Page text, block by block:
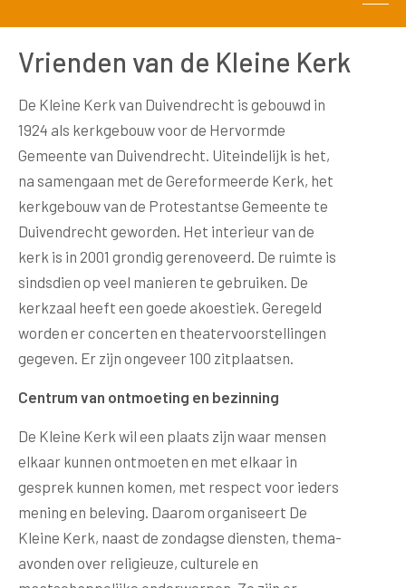
Vrienden van de Kleine Kerk
De Kleine Kerk van Duivendrecht is gebouwd in
1924 als kerkgebouw voor de Hervormde
Gemeente van Duivendrecht. Uiteindelijk is het,
na samengaan met de Gereformeerde Kerk, het
kerkgebouw van de Protestantse Gemeente te
Duivendrecht geworden. Het interieur van de
kerk is in 2001 grondig gerenoveerd. De ruimte is
sindsdien op veel manieren te gebruiken. De
kerkzaal heeft een goede akoestiek. Geregeld
worden er concerten en theatervoorstellingen
gegeven. Er zijn ongeveer 100 zitplaatsen.
Centrum van ontmoeting en bezinning
De Kleine Kerk wil een plaats zijn waar mensen
elkaar kunnen ontmoeten en met elkaar in
gesprek kunnen komen, met respect voor ieders
mening en beleving. Daarom organiseert De
Kleine Kerk, naast de zondagse diensten, thema-
avonden over religieuze, culturele en